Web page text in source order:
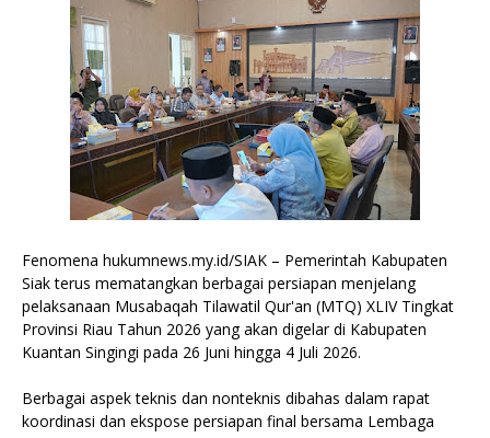
Fenomena hukumnews.my.id/SIAK – Pemerintah Kabupaten
Siak terus mematangkan berbagai persiapan menjelang
pelaksanaan Musabaqah Tilawatil Qur'an (MTQ) XLIV Tingkat
Provinsi Riau Tahun 2026 yang akan digelar di Kabupaten
Kuantan Singingi pada 26 Juni hingga 4 Juli 2026.
Berbagai aspek teknis dan nonteknis dibahas dalam rapat
koordinasi dan ekspose persiapan final bersama Lembaga